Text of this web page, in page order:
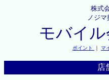
株式
ノジマ
モバイ
ポイント ｜ マ
店